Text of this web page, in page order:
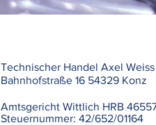
Technischer Handel Axel
Bahnhofstraße 16 54329 Konz
Amtsgericht Wittlich HRB
Steuernummer: 42/652/01164